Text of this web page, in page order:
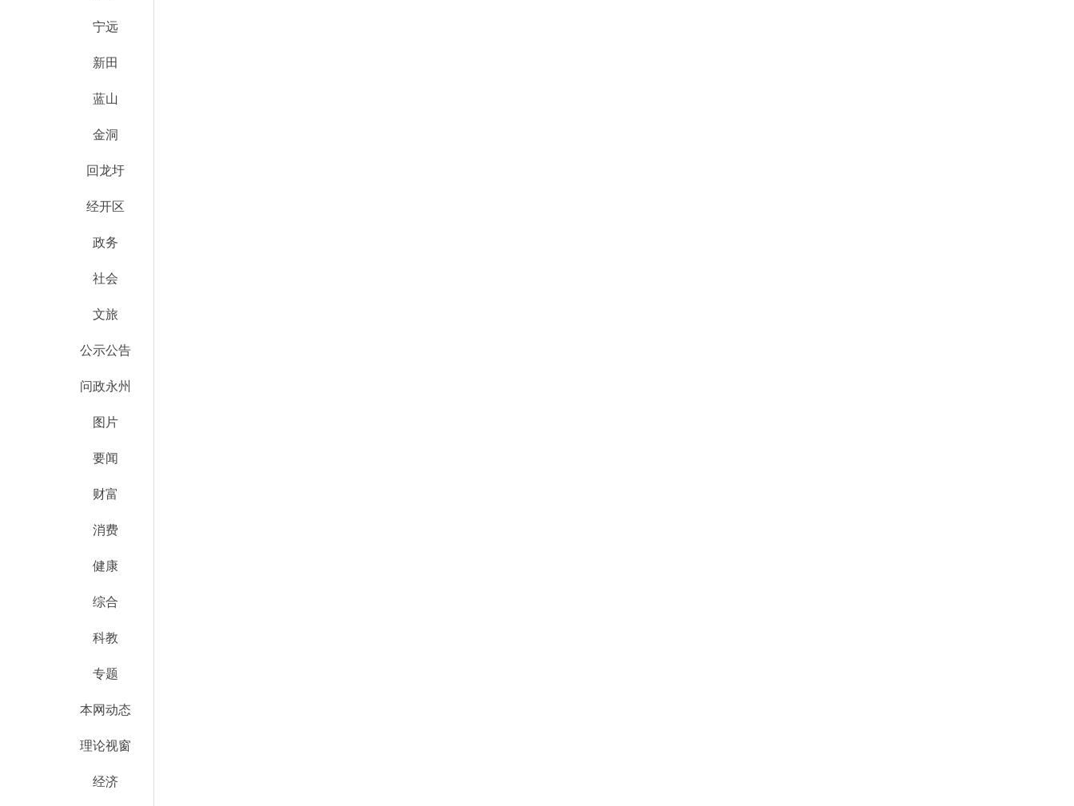
宁远
新田
蓝山
金洞
回龙圩
经开区
政务
社会
文旅
公示公告
问政永州
图片
要闻
财富
消费
健康
综合
科教
专题
本网动态
理论视窗
经济